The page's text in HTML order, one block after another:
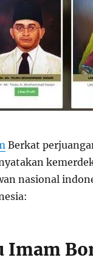
Berkat
nasional
Imam